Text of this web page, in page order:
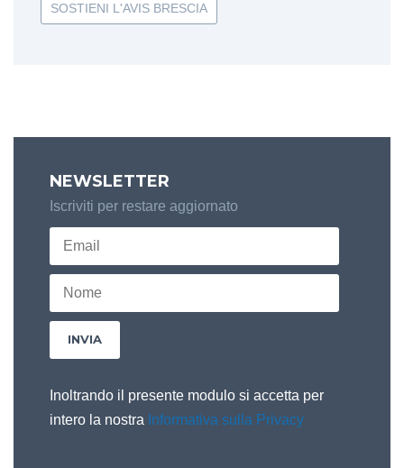
SOSTIENI L'AVIS BRESCIA
NEWSLETTER
Iscriviti per restare aggiornato
Inoltrando il presente modulo si accetta per
intero la nostra Informativa sulla Privacy